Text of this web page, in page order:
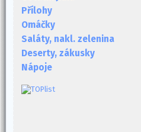
Přílohy
Omáčky
Saláty, nakl. zelenina
Deserty, zákusky
Nápoje